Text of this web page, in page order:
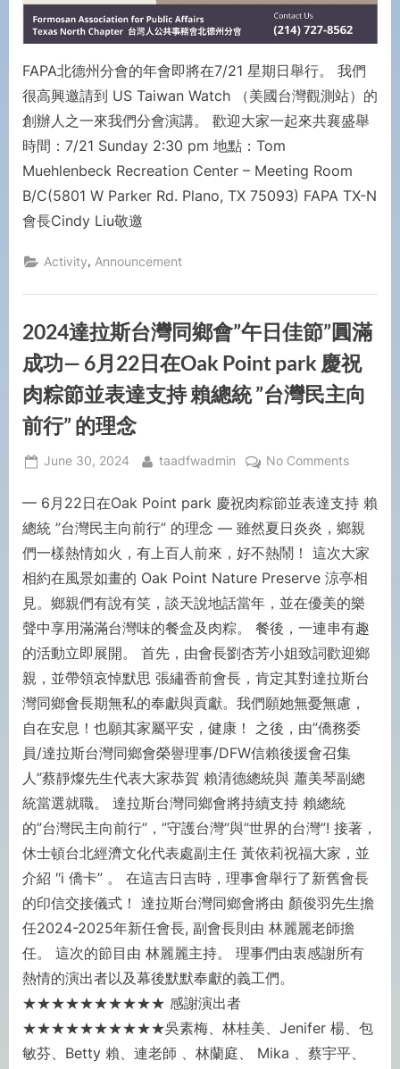
FAPA北德州分會的年會即將在7/21 星期日舉行。 我們
很高興邀請到 US Taiwan Watch （美國台灣觀測站）的
創辦人之一來我們分會演講。 歡迎大家一起來共襄盛舉
時間：7/21 Sunday 2:30 pm 地點：Tom
Muehlenbeck Recreation Center – Meeting Room
B/C(5801 W Parker Rd. Plano, TX 75093) FAPA TX-N
會長Cindy Liu敬邀
Activity, Announcement
2024達拉斯台灣同鄉會”午⽇佳節”圓滿
成功— 6⽉22⽇在Oak Point park 慶祝
⾁粽節並表達⽀持 賴總統 ”台灣民主向
前⾏” 的理念
June 30, 2024 taadfwadmin No Comments
— 6⽉22⽇在Oak Point park 慶祝⾁粽節並表達⽀持 賴
總統 ”台灣民主向前⾏” 的理念 — 雖然夏⽇炎炎，鄉親
們⼀樣熱情如⽕，有上百⼈前來，好不熱鬧！ 這次⼤家
相約在⾵景如畫的 Oak Point Nature Preserve 涼亭相
⾒。鄉親們有說有笑，談天說地話當年，並在優美的樂
聲中享⽤滿滿台灣味的餐盒及⾁粽。 餐後，⼀連串有趣
的活動⽴即展開。 ⾸先，由會⾧劉杏芳⼩姐致詞歡迎鄉
親，並帶領哀悼默思 張繡⾹前會⾧，肯定其對達拉斯台
灣同鄉會⾧期無私的奉獻與貢獻。我們願她無憂無慮，
⾃在安息！也願其家屬平安，健康！ 之後，由”僑務委
員/達拉斯台灣同鄉會榮譽理事/DFW信賴後援會召集
⼈”蔡靜燦先⽣代表⼤家恭賀 賴清德總統與 蕭美琴副總
統當選就職。 達拉斯台灣同鄉會將持續⽀持 賴總統
的”台灣民主向前⾏”，”守護台灣”與”世界的台灣”! 接著，
休⼠頓台北經濟⽂化代表處副主任 ⿈依莉祝福⼤家，並
介紹 ″i 僑卡” 。 在這吉⽇吉時，理事會舉⾏了新舊會⾧
的印信交接儀式！ 達拉斯台灣同鄉會將由 顏俊⽻先⽣擔
任2024-2025年新任會⾧, 副會⾧則由 林麗麗⽼師擔
任。 這次的節⽬由 林麗麗主持。 理事們由衷感謝所有
熱情的演出者以及幕後默默奉獻的義⼯們。
★★★★★★★★★★ 感謝演出者
★★★★★★★★★★吳素梅、林桂美、Jenifer 楊、包
敏芬、Betty 賴、連⽼師 、林蘭庭、 Mika 、蔡宇平、